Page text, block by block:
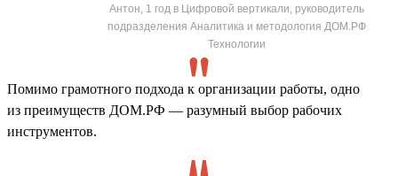
Антон, 1 год в Цифровой вертикали, руководитель
подразделения Аналитика и методология ДОМ.РФ
Технологии
Помимо грамотного подхода к организации работы, одно
из преимуществ ДОМ.РФ — разумный выбор рабочих
инструментов.